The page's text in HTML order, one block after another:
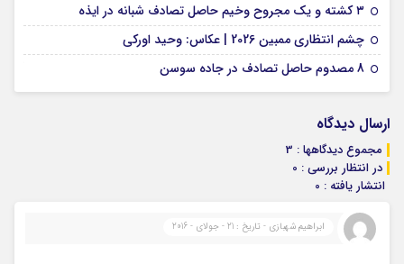
۳ کشته و یک مجروح وخیم حاصل تصادف شبانه در ایذه
چشم انتظاری ممبین 2026 | عکاس: وحید اورکی
8 مصدوم حاصل تصادف در جاده سوسن
ارسال دیدگاه
مجموع دیدگاهها : 3
در انتظار بررسی : 0
انتشار یافته : 0
ابراهیم شهبازی - تاریخ : 21 - جولای - 2016